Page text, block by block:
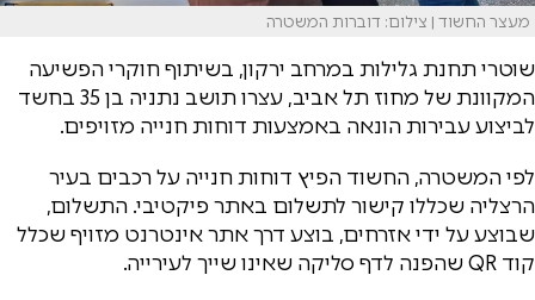
מעצר החשוד | צילום: דוברות המשטרה
שוטרי תחנת גלילות במרחב ירקון, בשיתוף חוקרי הפשיעה
המקוונת של מחוז תל אביב, עצרו תושב נתניה בן 35 בחשד
לביצוע עבירות הונאה באמצעות דוחות חנייה מזויפים.
לפי המשטרה, החשוד הפיץ דוחות חנייה על רכבים בעיר
הרצליה שכללו קישור לתשלום באתר פיקטיבי. התשלום,
שבוצע על ידי אזרחים, בוצע דרך אתר אינטרנט מזויף שכלל
קוד QR שהפנה לדף סליקה שאינו שייך לעירייה.